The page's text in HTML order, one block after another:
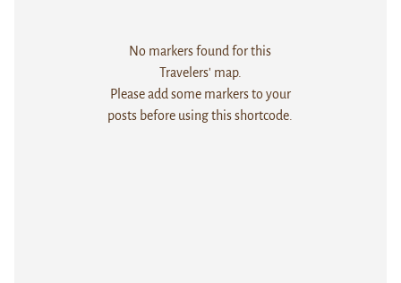
No markers found for this
Travelers' map.
Please add some markers to your
posts before using this shortcode.